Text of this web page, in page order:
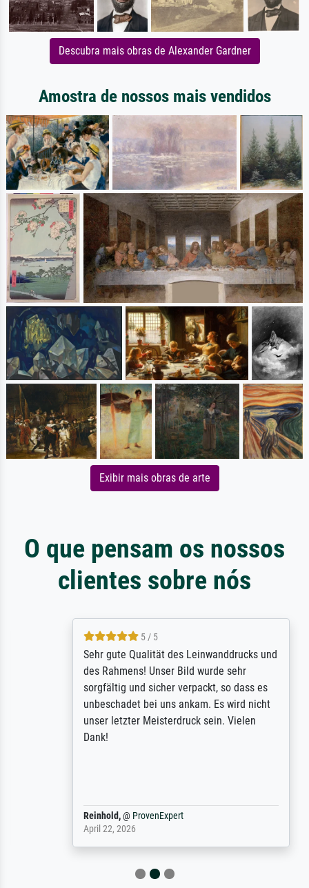
Descubra mais obras de Alexander Gardner
Amostra de nossos mais vendidos
Exibir mais obras de arte
O que pensam os nossos
clientes sobre nós
5 / 5
Sehr gute Qualität des Leinwanddrucks und
des Rahmens! Unser Bild wurde sehr
sorgfältig und sicher verpackt, so dass es
unbeschadet bei uns ankam. Es wird nicht
unser letzter Meisterdruck sein. Vielen
Reinhold,@ProvenExpert
April 22, 2026